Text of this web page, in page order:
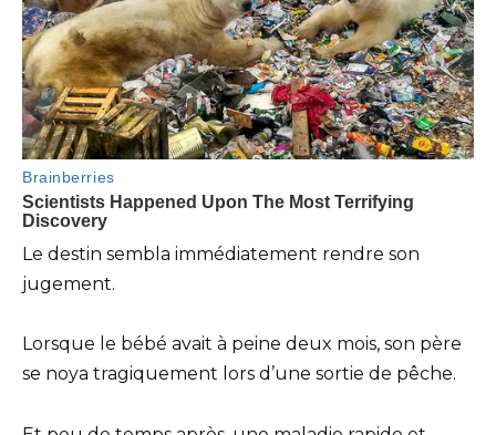
Le destin sembla immédiatement rendre son
jugement.
Lorsque le bébé avait à peine deux mois, son père
se noya tragiquement lors d’une sortie de pêche.